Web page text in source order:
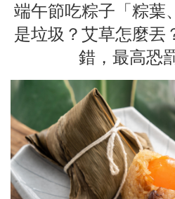
端午節吃粽子「粽葉
是垃圾？艾草怎麼丟
錯，最高恐